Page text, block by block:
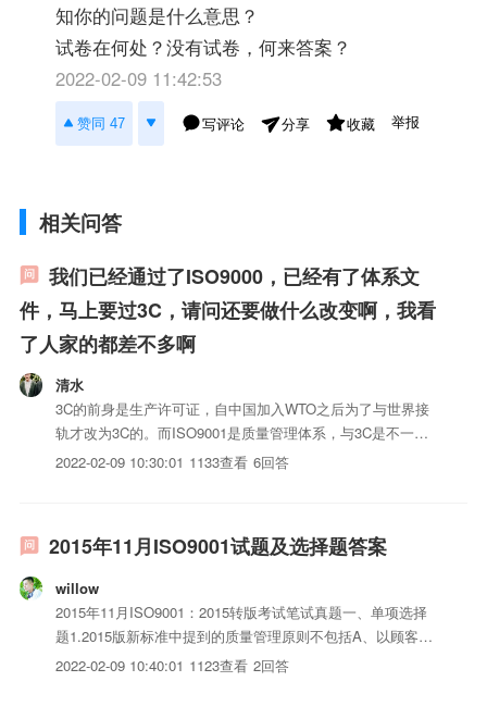
知你的问题是什么意思？
试卷在何处？没有试卷，何来答案？
2022-02-09 11:42:53
赞同 47 写评论 分享 收藏 举报
相关问答
我们已经通过了ISO9000，已经有了体系文
件，马上要过3C，请问还要做什么改变啊，我看
了人家的都差不多啊
清水
3C的前身是生产许可证，自中国加入WTO之后为了与世界接
轨才改为3C的。而ISO9001是质量管理体系，与3C是不一样
的。3C只针对iso三体系认证iso三体系认证上最大的区别是内
2022-02-09 10:30:01 1133查看 6回答
2015年11月ISO9001试题及选择题答案
willow
2015年11月ISO9001：2015转版考试笔试真题一、单项选择
题1.2015版新标准中提到的质量管理原则不包括A、以顾客为
关注焦点B、管理的系统方法C、领导作用D、持续改进2.A、
2022-02-09 10:40:01 1123查看 2回答